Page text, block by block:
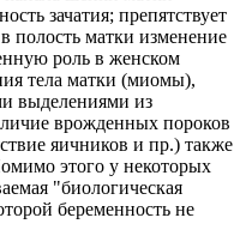
зачатия; препятствует
полость матки изменение
роль в женском
тела матки (миомы),
выделениями из
врожденных пороков
яичников и пр.) также
этого у некоторых
"биологическая
беременность не